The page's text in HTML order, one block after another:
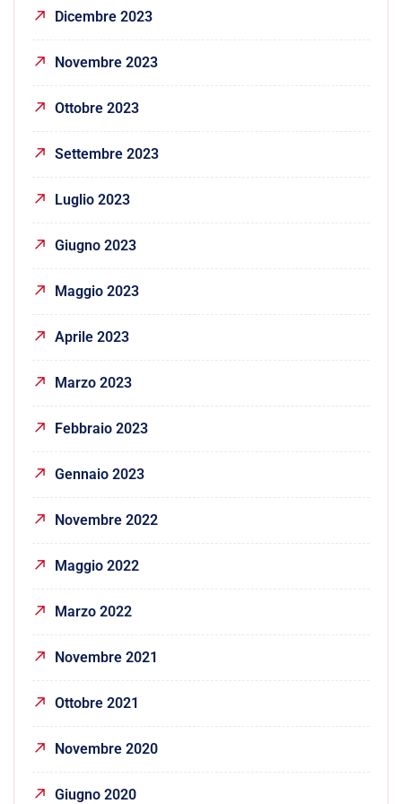
Dicembre 2023
Novembre 2023
Ottobre 2023
Settembre 2023
Luglio 2023
Giugno 2023
Maggio 2023
Aprile 2023
Marzo 2023
Febbraio 2023
Gennaio 2023
Novembre 2022
Maggio 2022
Marzo 2022
Novembre 2021
Ottobre 2021
Novembre 2020
Giugno 2020